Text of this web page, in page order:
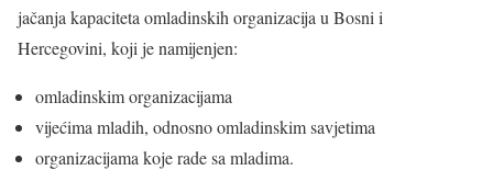
jačanja kapaciteta omladinskih organizacija u Bosni i
Hercegovini, koji je namijenjen:
omladinskim organizacijama
vijećima mladih, odnosno omladinskim savjetima
organizacijama koje rade sa mladima.